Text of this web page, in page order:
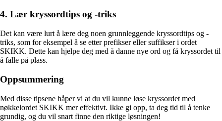
4. Lær kryssordtips og -triks
Det kan være lurt å lære deg noen grunnleggende kryssordtips og -
triks, som for eksempel å se etter prefikser eller suffikser i ordet
SKIKK. Dette kan hjelpe deg med å danne nye ord og få kryssordet til
å falle på plass.
Oppsummering
Med disse tipsene håper vi at du vil kunne løse kryssordet med
nøkkelordet SKIKK mer effektivt. Ikke gi opp, ta deg tid til å tenke
grundig, og du vil snart finne den riktige løsningen!